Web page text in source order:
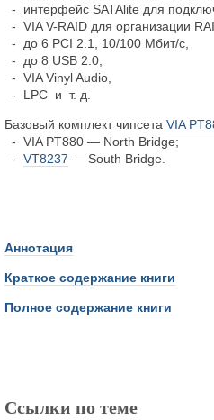
- интерфейс SATAlite для
- VIA V-RAID для организации
- до 6 PCI 2.1, 10/100 Мбит/с,
- до 8 USB 2.0,
- VIA Vinyl Audio,
- LPC и т. д.
Базовый комплект чипсетаVIA
- VIA PT880 — North Bridge;
-VT8237 — South Bridge.
Аннотация
Краткое содержание книги
Полное содержание книги
Ссылки по теме